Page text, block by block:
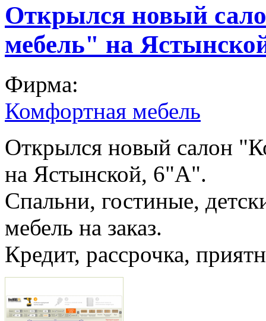
Открылся новый
мебель" на
Фирма:
Комфортная мебель
Открылся новый салон
на Ястынской, 6"А".
Спальни, гостиные,
мебель на заказ.
Кредит, рассрочка,